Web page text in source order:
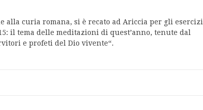
alla curia romana, si è recato ad Ariccia per gli esercizi
il tema delle meditazioni di quest’anno, tenute dal
e profeti del Dio vivente“.